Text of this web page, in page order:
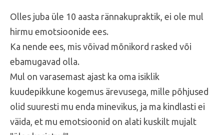
Olles juba üle 10 aasta rännakupraktik, ei ole mul
hirmu emotsioonide ees.
Ka nende ees, mis võivad mõnikord rasked või
ebamugavad olla.
Mul on varasemast ajast ka oma isiklik
kuudepikkune kogemus ärevusega, mille põhjused
olid suuresti mu enda minevikus, ja ma kindlasti ei
väida, et mu emotsioonid on alati kuskilt mujalt